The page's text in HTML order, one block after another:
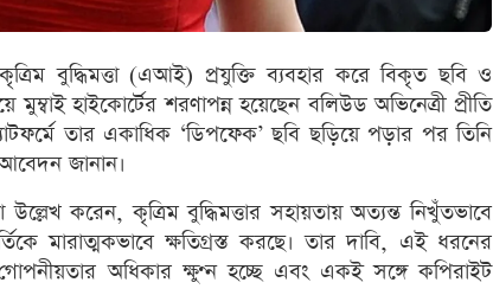
বুদ্ধিমত্তা (এআই) প্রযুক্তি ব্যবহার করে বিকৃত ছবি ও
হাইকোর্টের শরণাপন্ন হয়েছেন বলিউড অভিনেত্রী প্রীতি
তার একাধিক ‘ডিপফেক’ ছবি ছড়িয়ে পড়ার পর তিনি
জানান।
করেন, কৃত্রিম বুদ্ধিমত্তার সহায়তায় অত্যন্ত নিখুঁতভাবে
মারাত্মকভাবে ক্ষতিগ্রস্ত করছে। তার দাবি, এই ধরনের
অধিকার ক্ষুণ্ন হচ্ছে এবং একই সঙ্গে কপিরাইট